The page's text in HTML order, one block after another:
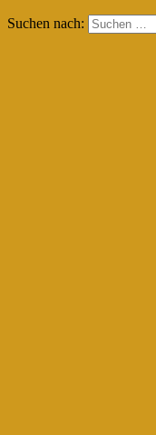
Suchen nach: